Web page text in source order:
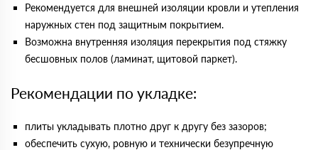
Рекомендуется для внешней изоляции кровли и утепления
наружных стен под защитным покрытием.
Возможна внутренняя изоляция перекрытия под стяжку
бесшовных полов (ламинат, щитовой паркет).
Рекомендации по укладке:
плиты укладывать плотно друг к другу без зазоров;
обеспечить сухую, ровную и технически безупречную